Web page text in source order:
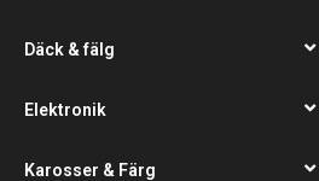
Däck & fälg
Elektronik
Karosser & Färg